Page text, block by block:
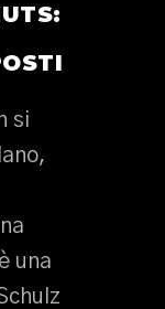
si
una